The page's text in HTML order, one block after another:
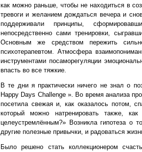
как можно раньше, чтобы не находиться в
тревоги и желанием дождаться вечера и
поддерживали принципы,
непосредственно сами тренировки,
Основным же средством пережить
психотерапевтом. Атмосфера
инструментами посаморегуляции
впасть во все тяжкие.
В те дни я практически ничего не знал о
Happy Days Challenge ». Во время анализа
посетила свежая и, как оказалось потом,
который можно натренировать также,
целеустремлённым?» Возникла гипотеза о
другие полезные привычки, и радоваться
Было решено стать коллекционером